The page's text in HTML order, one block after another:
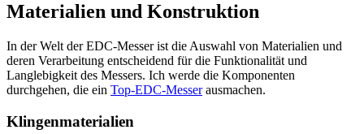
Materialien und Konstruktion
In der Welt der EDC-Messer ist die Auswahl von Materialien und
deren Verarbeitung entscheidend für die Funktionalität und
Langlebigkeit des Messers. Ich werde die Komponenten
durchgehen, die ein Top-EDC-Messerausmachen.
Klingenmaterialien